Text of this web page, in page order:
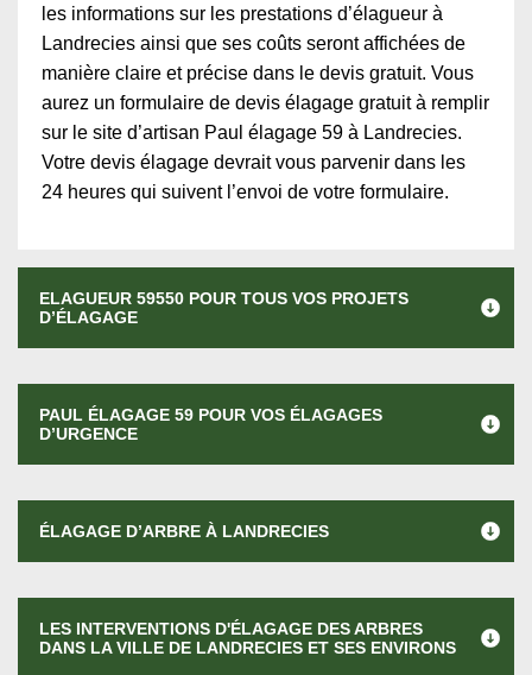
les informations sur les prestations d’élagueur à
Landrecies ainsi que ses coûts seront affichées de
manière claire et précise dans le devis gratuit. Vous
aurez un formulaire de devis élagage gratuit à remplir
sur le site d’artisan Paul élagage 59 à Landrecies.
Votre devis élagage devrait vous parvenir dans les
24 heures qui suivent l’envoi de votre formulaire.
ELAGUEUR 59550 POUR TOUS VOS PROJETS
D’ÉLAGAGE
PAUL ÉLAGAGE 59 POUR VOS ÉLAGAGES
D’URGENCE
ÉLAGAGE D’ARBRE À LANDRECIES
LES INTERVENTIONS D'ÉLAGAGE DES ARBRES
DANS LA VILLE DE LANDRECIES ET SES ENVIRONS